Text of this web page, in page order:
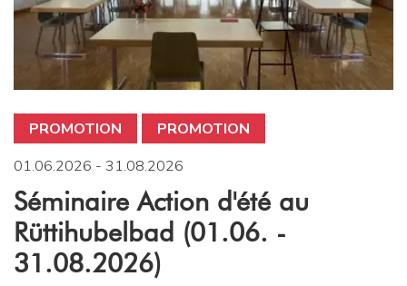
PROMOTION
PROMOTION
01.06.2026 - 31.08.2026
Séminaire Action d'été au
Rüttihubelbad (01.06. -
31.08.2026)